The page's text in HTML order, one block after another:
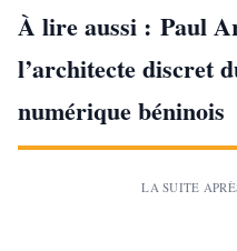
À lire aussi : Paul
l’architecte discret
numérique béninois
LA SUITE